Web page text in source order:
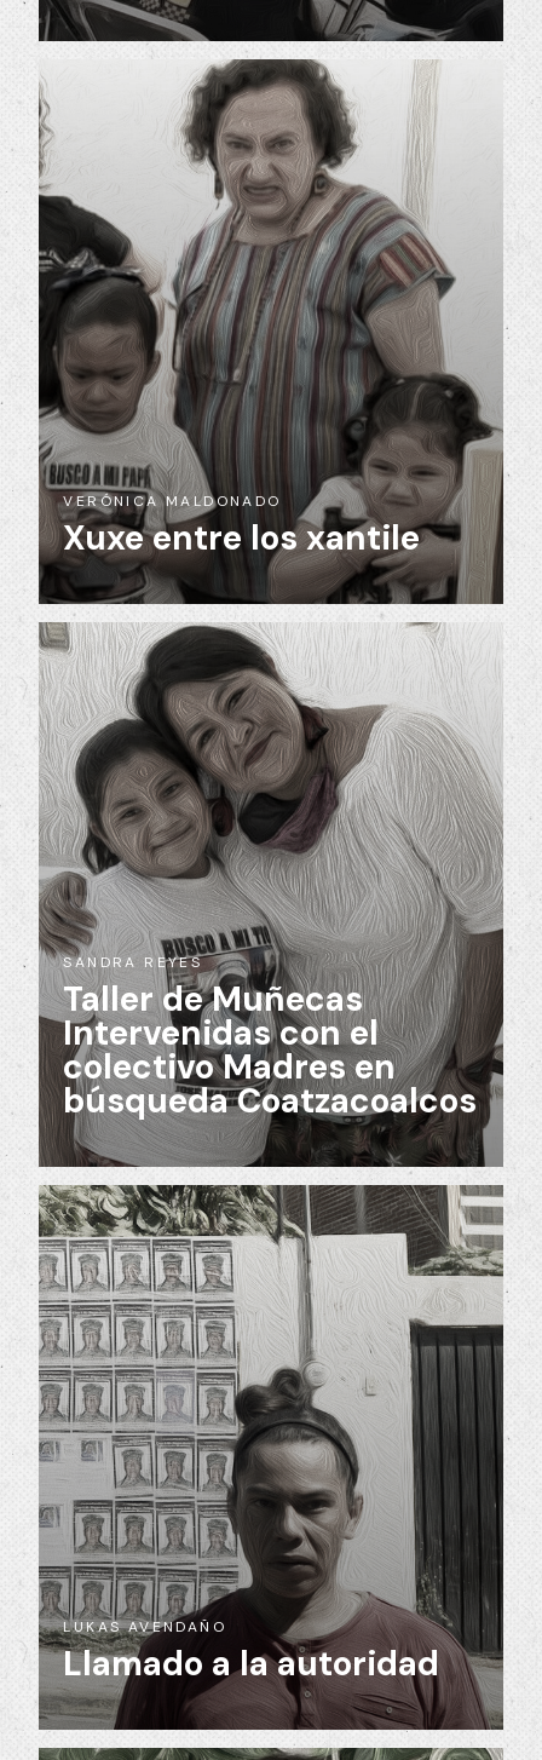
VERÓNICA MALDONADO
Xuxe entre los xantile
SANDRA REYES
Taller de Muñecas
Intervenidas con el
colectivo Madres en
búsqueda Coatzacoalcos
LUKAS AVENDAÑO
Llamado a la autoridad